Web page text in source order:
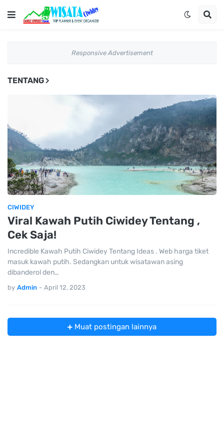
Responsive Advertisement
TENTANG
CIWIDEY
Viral Kawah Putih Ciwidey Tentang ,
Cek Saja!
Incredible Kawah Putih Ciwidey Tentang Ideas . Web harga tiket
masuk kawah putih. Sedangkan untuk wisatawan asing
dibanderol den…
by Admin - April 12, 2023
Muat postingan lainnya